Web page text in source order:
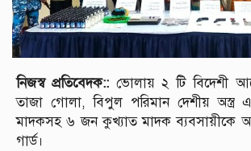
নিজস্ব প্রতিবেদক::ভোলায় ২ টি বিদেশী
তাজা গোলা, বিপুল পরিমান দেশীয় অস্ত্র
মাদকসহ ৬ জন কুখ্যাত মাদক ব্যবসায়ীকে
গার্ড।